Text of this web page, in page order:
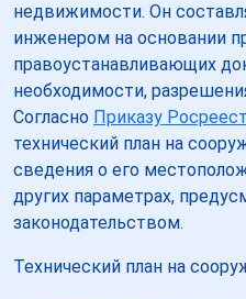
недвижимости. Он
инженером на основании
правоустанавливающих
необходимости,
Согласно Приказу
технический план на
сведения о его
других параметрах,
законодательством.
Технический план на